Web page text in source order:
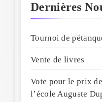
Dernières
Tournoi de
Vente de livres
Vote pour le prix
l’école Auguste